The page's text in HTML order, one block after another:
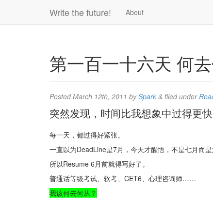
Write the future! About
第一百一十六天 何
PostedMarch 12th, 2011 bySpark & filed under
突然发现，时间比我想象中过得更
每一天，都过得好紧张。
一直以为DeadLine是7月，今天才醒悟，不是七月而
所以Resume 6月前就得写好了。
普通话等级考试、软考、CET6、心理咨询师……
我该何去何从？